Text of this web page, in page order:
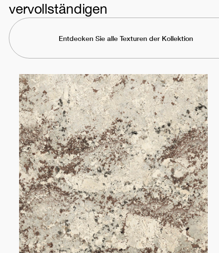
vervollständigen
Entdecken Sie alle Texturen der Kollektion